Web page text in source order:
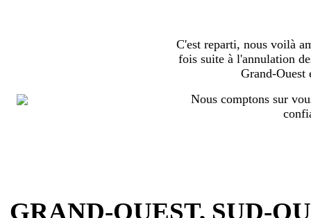
C'est reparti, nous voilà
fois suite à l'annulation
Grand-Ouest
Nous comptons sur
GRAND-OUEST, SUD-